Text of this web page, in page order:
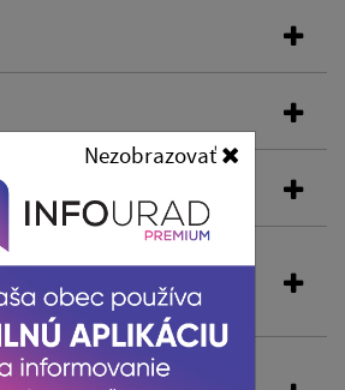
Nezobrazovať
a prijatie
z matriky a